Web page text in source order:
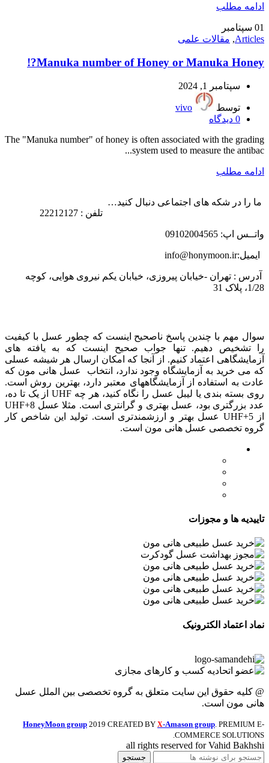
ادامه مطلب
01 سپتامبر
Articles
, مقالات علمی
Manuka number of Honey or Manuka Honey?!
سپتامبر 1, 2024
توسط
vivo
0 دیدگاه
The "Manuka number" of honey is often associated with the grading
system used to measure the antibac...
ادامه مطلب
ما را در شکه های اجتماعی دنبال کنید…
تلفن : 22212127
واتــس اپ: 09102004565
ایمیل:info@honymoon.ir
آدرس : تهران -خیابان پیروزی، خیابان یکم نیروی هوایی، کوچه
1/28، پلاک 31
سوال مهم با چندین پاسخ ناصحیح اینست که چطور عسل با کیفیت
را تشخیص دهیم. تنها جواب صحیح اینست که به یافته های
آزمایشگاهی اعتماد کنیم. از آنجا که امکان ارسال هر شیشه عسلی
که می خرید به آزمایشگاه وجود ندارد، انتخاب عسل هانی مون که
عادت به استفاده از آزمایشگاههای معتبر دارد، بهترین روش است.
روی بسته بندی یا لیبل عسل را نگاه کنید، هر چه UHF از یک تا ده،
عدد بزرگتری بود، عسل بهتری و گرانتری است. مثلا عسل UHF+8
از UHF+5 عسل بهتر و ارزشمندتری است. تولید این شاخص کار
گروه تخصصی عسل هانی مون است.
تاییدیه ها و مجوزات
نماد اعتماد الکترونیک
@ کلیه حقوق این سایت متعلق به گروه تخصصی بین الملل عسل
هانی مون است.
HoneyMoon group 2019 CREATED BY X-Amason group . PREMIUM E-
COMMERCE SOLUTIONS.
all rights reserved for Vahid Bakhshi
جستجو